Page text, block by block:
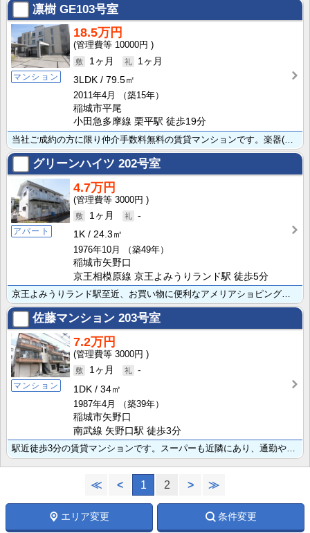
凛樹 GE103号室
マンション
18.5万円
10000円
1ヶ月
1ヶ月
3LDK
79.5㎡
2011年4月
（築15年）
稲城市平尾
小田急多摩線 栗平駅 徒歩19分
グリーンハイツ 202号室
アパート
4.7万円
3000円
1ヶ月
-
1K
24.3㎡
1976年10月
（築49年）
稲城市矢野口
京王相模原線 京王よみうりランド駅 徒歩5分
京王よみうりランド駅至近、お買い物に便利なアメリアショピングセンターも近くにありながら静かな住宅地で･･･
佐藤マンション 203号室
マンション
7.2万円
3000円
1ヶ月
-
1DK
34㎡
1987年4月
（築39年）
稲城市矢野口
南武線 矢野口駅 徒歩3分
駅近徒歩3分の賃貸マンションです。スーパーも近隣にあり、通勤やお買い物に大変便利です。南西に面した広･･･
≪ < 1 2 > ≫
エリア変更 条件変更